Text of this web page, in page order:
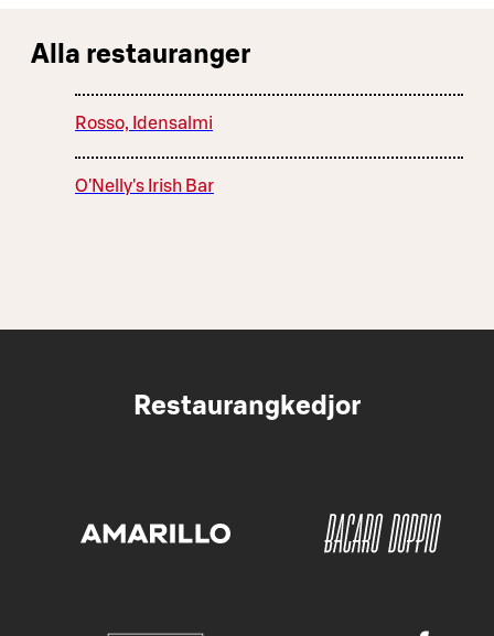
Alla restauranger
Rosso, Idensalmi
O'Nelly's Irish Bar
Restaurangkedjor